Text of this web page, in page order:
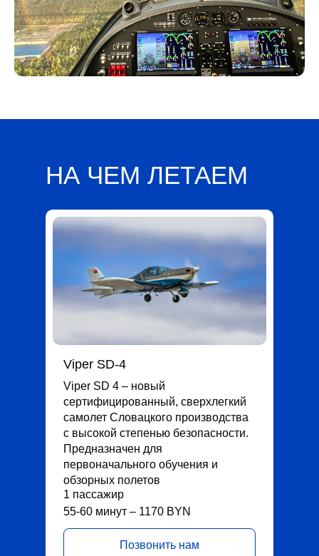
НА ЧЕМ ЛЕТАЕМ
Viper SD-4
Viper SD 4 – новый
сертифицированный, сверхлегкий
самолет Словацкого производства
с высокой степенью безопасности.
Предназначен для
первоначального обучения и
обзорных полетов
1 пассажир
55-60 минут – 1170 BYN
Позвонить нам